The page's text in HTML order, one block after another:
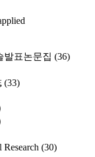
발표논문집 (36)
(33)
Research (30)